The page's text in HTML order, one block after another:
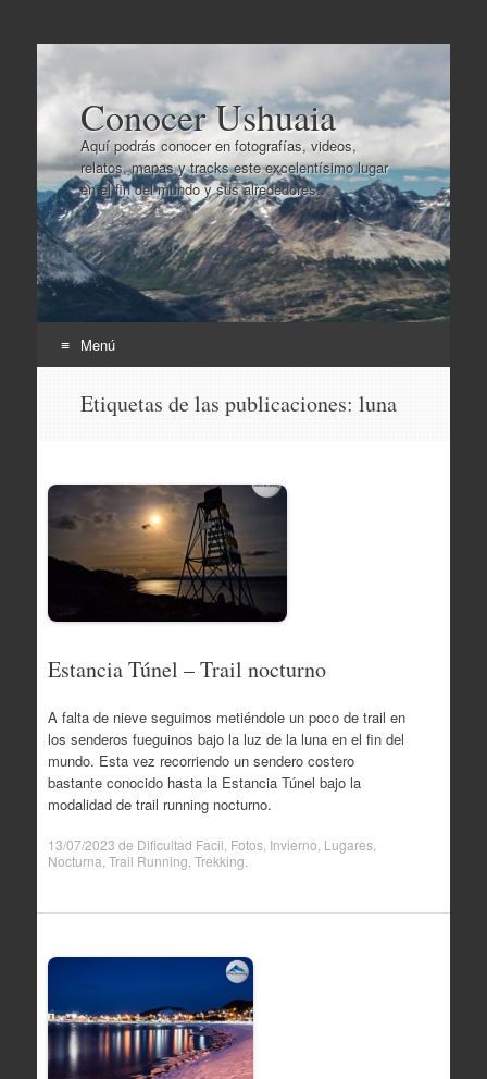
Conocer Ushuaia
Aquí podrás conocer en fotografías, videos,
relatos, mapas y tracks este excelentísimo lugar
en el fin del mundo y sus alrededores..
Menú
Etiquetas de las publicaciones: luna
Estancia Túnel – Trail nocturno
A falta de nieve seguimos metiéndole un poco de trail en
los senderos fueguinos bajo la luz de la luna en el fin del
mundo. Esta vez recorriendo un sendero costero
bastante conocido hasta la Estancia Túnel bajo la
modalidad de trail running nocturno.
13/07/2023 de Dificultad Facil Fotos, Invierno Lugares,
Nocturna Trail Running Trekking